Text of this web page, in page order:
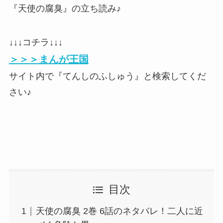
『天使の腐臭』の立ち読み♪
↓↓↓コチラ↓↓↓
＞＞＞まんが王国
サイト内で『てんしのふしゅう』と検索してくだ
さい♪
目次
天使の腐臭 2巻 6話のネタバレ！二人に近